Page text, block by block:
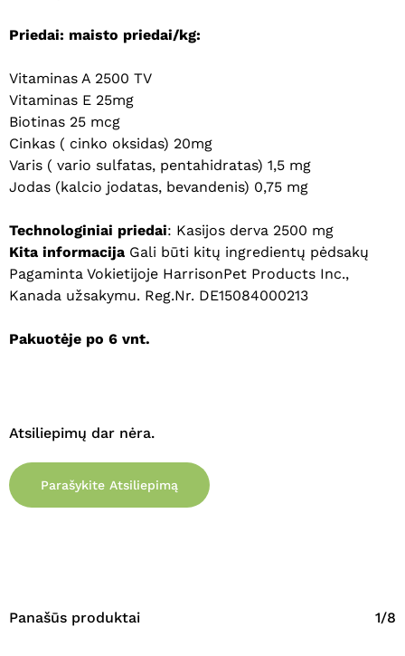
Krepšelyje nėra produktų.
Eiti Į Parduotuvę
Priedai: maisto priedai/kg:
Vitaminas A 2500 TV
Vitaminas E 25mg
Biotinas 25 mcg
Cinkas ( cinko oksidas) 20mg
Varis ( vario sulfatas, pentahidratas) 1,5 mg
Jodas (kalcio jodatas, bevandenis) 0,75 mg
Technologiniai priedai: Kasijos derva 2500 mg
Kita informacija Gali būti kitų ingredientų pėdsakų
Pagaminta Vokietijoje HarrisonPet Products Inc.,
Kanada užsakymu. Reg.Nr. DE15084000213
Pakuotėje po 6 vnt.
Atsiliepimų dar nėra.
Parašykite Atsiliepimą
Panašūs produktai 1/8